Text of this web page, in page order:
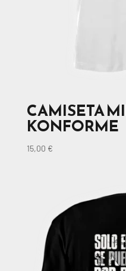
CAMISETA
KONFORME
15,00 €